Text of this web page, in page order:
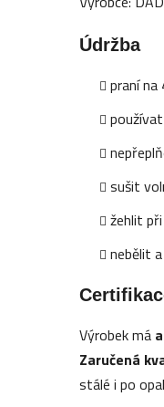
Údržba
praní
sušit
žehlit
nebělit
Výrobek má
Zaručená
stálé i po